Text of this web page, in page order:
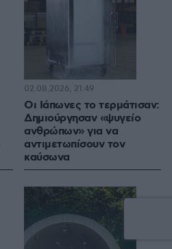
Οι Ιάπωνες το τερμάτισαν:
Δημιούργησαν «ψυγείο
ανθρώπων» για να
αντιμετωπίσουν τον
καύσωνα
02.08.2026, 21:49